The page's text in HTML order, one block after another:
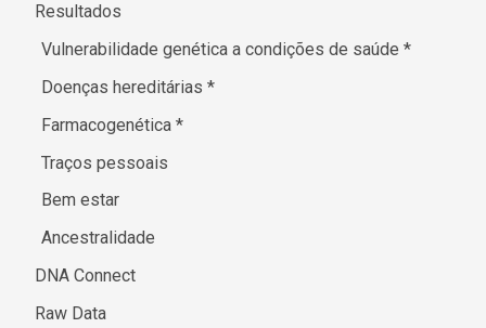
Resultados
Vulnerabilidade genética a condições de saúde*
Doenças hereditárias*
Farmacogenética*
Traços pessoais
Bem estar
Ancestralidade
DNA Connect
Raw Data